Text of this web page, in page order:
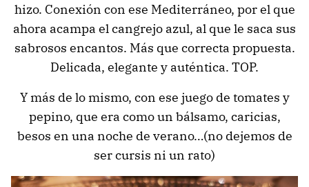
hizo. Conexión con ese Mediterráneo, por el que
ahora acampa el cangrejo azul, al que le saca sus
sabrosos encantos. Más que correcta propuesta.
Delicada, elegante y auténtica. TOP.
Y más de lo mismo, con ese juego de tomates y
pepino, que era como un bálsamo, caricias,
besos en una noche de verano…(no dejemos de
ser cursis ni un rato)